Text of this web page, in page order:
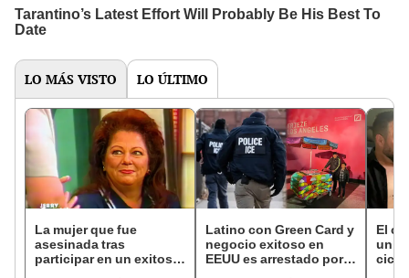
LO MÁS VISTO LO ÚLTIMO
La mujer que fue
asesinada tras
participar en un exitoso
Latino con Green Card y
negocio exitoso en
EEUU es arrestado por
El
un